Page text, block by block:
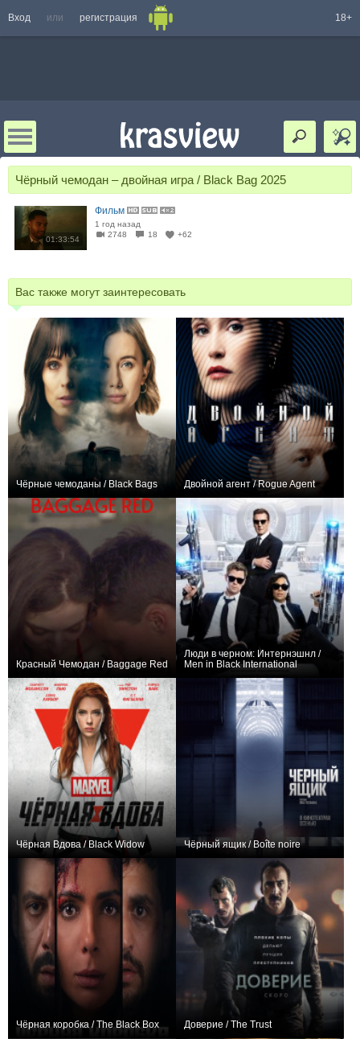
Вход или регистрация 18+
Чёрный чемодан – двойная игра / Black Bag 2025
01:33:54
Фильм
1 год назад
2748
18 +62
Вас также могут заинтересовать
Чёрные чемоданы / Black Bags Двойной агент / Rogue Agent
Красный Чемодан / Baggage Red
Люди в черном: Интернэшнл /
Men in Black International
Чёрная Вдова / Black Widow Чёрный ящик / Boîte noire
Чёрная коробка / The Black Box Доверие / The Trust